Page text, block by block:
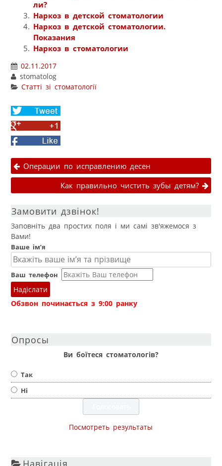
ли?
Наркоз в детской стоматологии
Наркоз в детской стоматологии.
Показания
Наркоз в стоматологии
02.11.2017
stomatolog
Статті зі стоматології
Share
on
Twitter
Share
on
Google+
Facebook
Навігація публікаціями
Операции по исправлению десен
Как правильно чистить зубы детям?
Замовити дзвінок!
Заповніть два простих поля і ми самі зв'яжемося з
Вами!
Ваше ім’я
Ваш телефон
Надіслати
Обзвон починається з 9:00 ранку
Опросы
Ви боїтеся стоматологів?
Так
Ні
Посмотреть результаты
Навігація